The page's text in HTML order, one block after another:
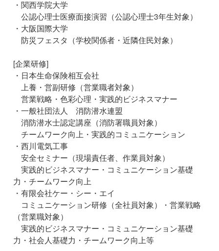
・関西学院大学
公認心理士医療面接演習（公認心理士3年生対象）
・大阪国際大学
防災フェスタ（学校関係者・近隣住民対象）
[企業研修]
・日本生命保険相互会社
上養・営副研修（営業職者対象）
営業戦略・色彩心理・実践的ビジネスマナー
・一般社団法人 消防潜水連盟
消防潜水士認定講座（消防署職員対象）
チームワーク向上・実践的コミュニケーション
・西川電気工事
安全セミナー（現場責任者、作業員対象）
実践的ビジネスマナー・コミュニケーション基礎
力・チームワーク向上
・有限会社ケー・シー・エイ
コミュニケーション研修（全社員対象）・営業戦略
（営業職対象）
実践的ビジネスマナー・コミュニケーション基礎
力・社会人基礎力・チームワーク向上等